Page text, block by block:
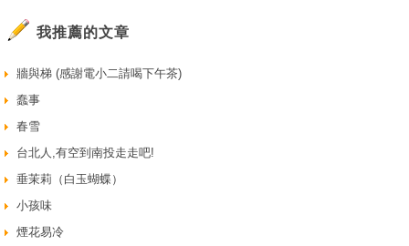
我推薦的文章
牆與梯 (感謝電小二請喝下午茶)
蠢事
春雪
台北人,有空到南投走走吧!
垂茉莉（白玉蝴蝶）
小孩味
煙花易冷